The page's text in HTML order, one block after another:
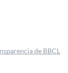
de BBCL